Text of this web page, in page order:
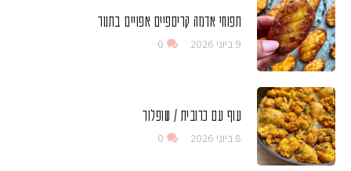
תפוחי אדמה קריספיים אפויים בתנור
9 ביוני 2026 0
עוף עם כרובית / שופלור
8 ביוני 2026 0